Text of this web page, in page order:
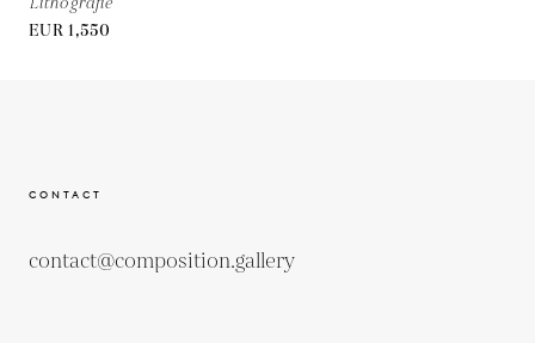
EUR 1,550
CONTACT
contact@composition.gallery